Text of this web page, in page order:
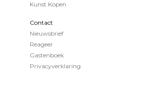
Kunst Kopen
Contact
Nieuwsbrief
Reageer
Gastenboek
Privacyverklaring